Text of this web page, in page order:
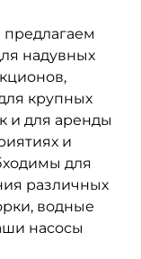
надувных
крупных
и для аренды
и
для
различных
водные
насосы